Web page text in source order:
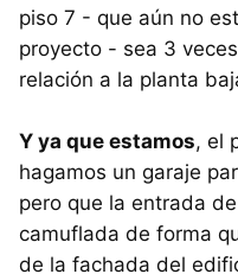
piso 7 - que aún no
proyecto - sea 3
relación a la planta
Y ya que estamos, el
hagamos un garaje
pero que la entrada
camuflada de forma
de la fachada del